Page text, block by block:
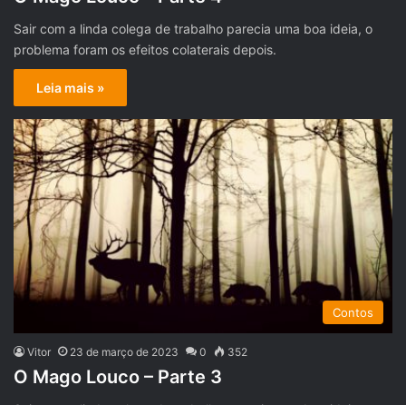
Sair com a linda colega de trabalho parecia uma boa ideia, o
problema foram os efeitos colaterais depois.
Leia mais »
Contos
Vitor 23 de março de 2023 0 352
O Mago Louco – Parte 3